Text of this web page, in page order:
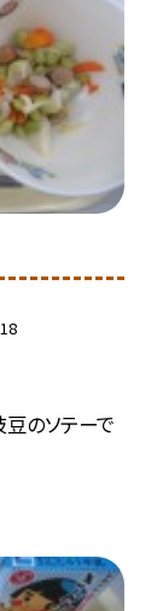
のソテーで